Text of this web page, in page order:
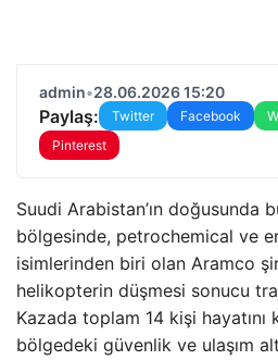
admin•28.06.2026 15:20
Paylaş: Twitter Facebook
Pinterest
Suudi Arabistan’ın doğusunda
bölgesinde, petrochemical ve
isimlerinden biri olan Aramco
helikopterin düşmesi sonucu
Kazada toplam 14 kişi
bölgedeki güvenlik ve ulaşım